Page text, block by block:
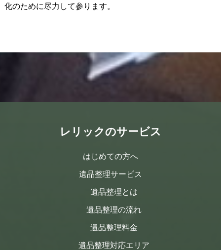
化のために尽力して参ります。
レリックのサービス
はじめての方へ
遺品整理サービス
遺品整理とは
遺品整理の流れ
遺品整理料金
遺品整理対応エリア